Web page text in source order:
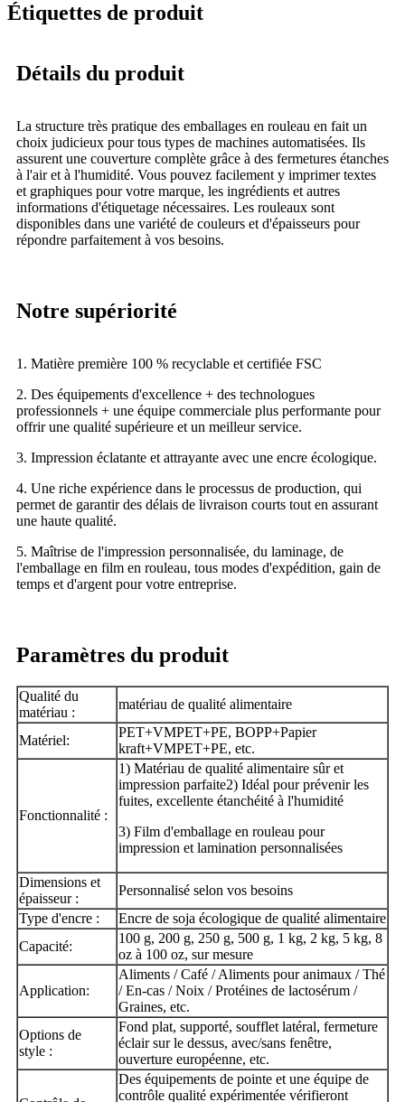
Étiquettes de produit
Détails du produit
La structure très pratique des emballages en rouleau en fait un
choix judicieux pour tous types de machines automatisées. Ils
assurent une couverture complète grâce à des fermetures étanches
à l'air et à l'humidité. Vous pouvez facilement y imprimer textes
et graphiques pour votre marque, les ingrédients et autres
informations d'étiquetage nécessaires. Les rouleaux sont
disponibles dans une variété de couleurs et d'épaisseurs pour
répondre parfaitement à vos besoins.
Notre supériorité
1. Matière première 100 % recyclable et certifiée FSC
2. Des équipements d'excellence + des technologues
professionnels + une équipe commerciale plus performante pour
offrir une qualité supérieure et un meilleur service.
3. Impression éclatante et attrayante avec une encre écologique.
4. Une riche expérience dans le processus de production, qui
permet de garantir des délais de livraison courts tout en assurant
une haute qualité.
5. Maîtrise de l'impression personnalisée, du laminage, de
l'emballage en film en rouleau, tous modes d'expédition, gain de
temps et d'argent pour votre entreprise.
Paramètres du produit
Qualité du
matériau :
matériau de qualité alimentaire
Matériel:
PET+VMPET+PE, BOPP+Papier
kraft+VMPET+PE, etc.
Fonctionnalité :
1) Matériau de qualité alimentaire sûr et
impression parfaite2) Idéal pour prévenir les
fuites, excellente étanchéité à l'humidité
3) Film d'emballage en rouleau pour
impression et lamination personnalisées
Dimensions et
épaisseur :
Personnalisé selon vos besoins
Type d'encre :
Encre de soja écologique de qualité alimentaire
Capacité:
100 g, 200 g, 250 g, 500 g, 1 kg, 2 kg, 5 kg, 8
oz à 100 oz, sur mesure
Application:
Aliments / Café / Aliments pour animaux / Thé
/ En-cas / Noix / Protéines de lactosérum /
Graines, etc.
Options de
style :
Fond plat, supporté, soufflet latéral, fermeture
éclair sur le dessus, avec/sans fenêtre,
ouverture européenne, etc.
Des équipements de pointe et une équipe de
contrôle qualité expérimentée vérifieront